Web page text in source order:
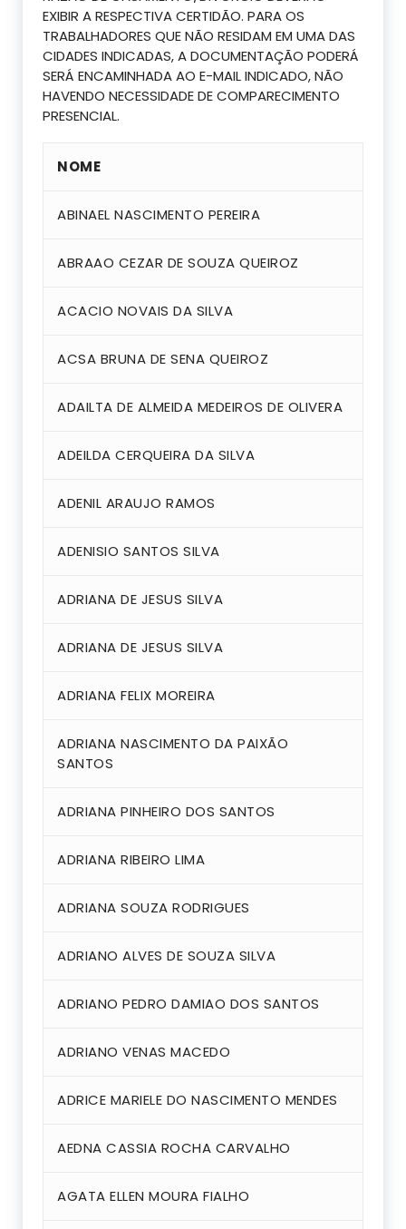
EXIBIR A RESPECTIVA CERTIDÃO. PARA OS
TRABALHADORES QUE NÃO RESIDAM EM UMA DAS
CIDADES INDICADAS, A DOCUMENTAÇÃO PODERÁ
SERÁ ENCAMINHADA AO E-MAIL INDICADO, NÃO
HAVENDO NECESSIDADE DE COMPARECIMENTO
PRESENCIAL.
NOME
ABINAEL NASCIMENTO PEREIRA
ABRAAO CEZAR DE SOUZA QUEIROZ
ACACIO NOVAIS DA SILVA
ACSA BRUNA DE SENA QUEIROZ
ADAILTA DE ALMEIDA MEDEIROS DE OLIVERA
ADEILDA CERQUEIRA DA SILVA
ADENIL ARAUJO RAMOS
ADENISIO SANTOS SILVA
ADRIANA DE JESUS SILVA
ADRIANA DE JESUS SILVA
ADRIANA FELIX MOREIRA
ADRIANA NASCIMENTO DA PAIXÃO
SANTOS
ADRIANA PINHEIRO DOS SANTOS
ADRIANA RIBEIRO LIMA
ADRIANA SOUZA RODRIGUES
ADRIANO ALVES DE SOUZA SILVA
ADRIANO PEDRO DAMIAO DOS SANTOS
ADRIANO VENAS MACEDO
ADRICE MARIELE DO NASCIMENTO MENDES
AEDNA CASSIA ROCHA CARVALHO
AGATA ELLEN MOURA FIALHO